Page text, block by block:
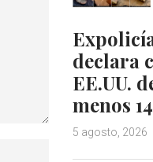
declara
EE.UU.
menos
5 agosto, 2026